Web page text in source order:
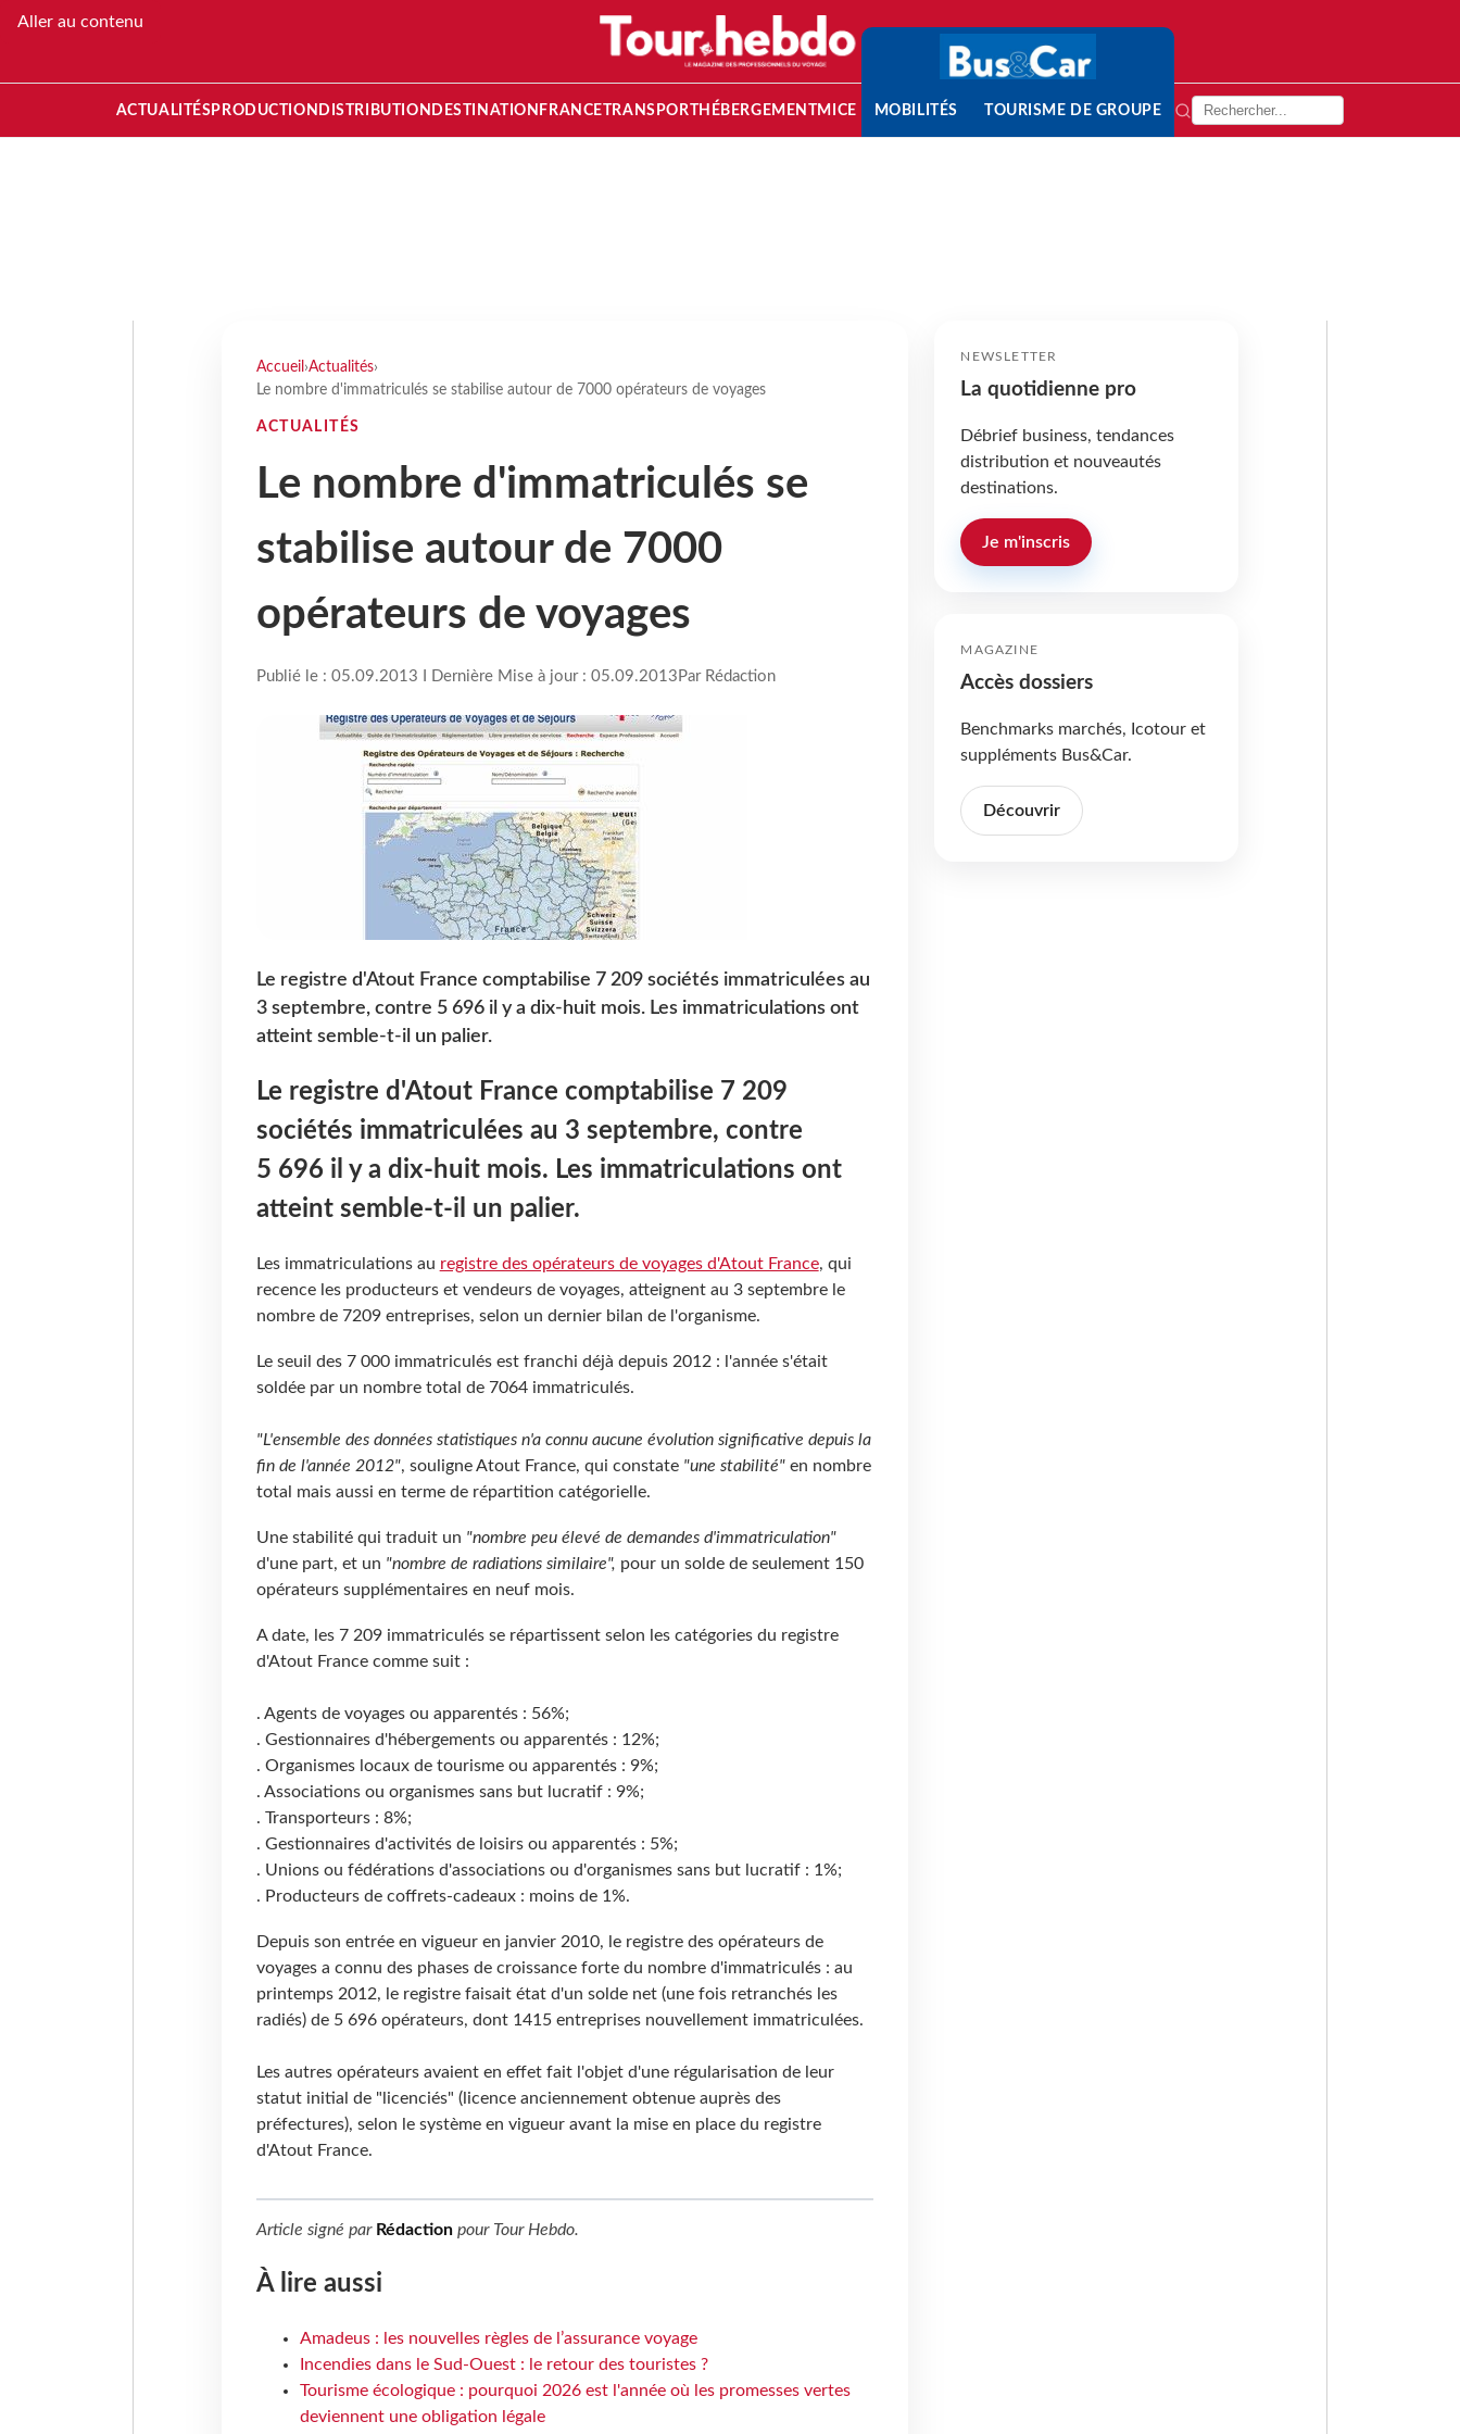
Aller au contenu
ACTUALITÉS PRODUCTION DISTRIBUTION DESTINATION FRANCETRANSPORT HÉBERGEMENTMICE MOBILITÉS TOURISME DE GROUPE
Accueil ›Actualités›
Le nombre d'immatriculés se stabilise autour de 7000 opérateurs de voyages
ACTUALITÉS
Le nombre d'immatriculés se
stabilise autour de 7000
opérateurs de voyages
Publié le : 05.09.2013 I Dernière Mise à jour : 05.09.2013 Par Rédaction
Le registre d'Atout France comptabilise 7 209 sociétés immatriculées au
3 septembre, contre 5 696 il y a dix-huit mois. Les immatriculations ont
atteint semble-t-il un palier.
Le registre d'Atout France comptabilise 7 209
sociétés immatriculées au 3 septembre, contre
5 696 il y a dix-huit mois. Les immatriculations ont
atteint semble-t-il un palier.
Les immatriculations au registre des opérateurs de voyages d'Atout France, qui
recence les producteurs et vendeurs de voyages, atteignent au 3 septembre le
nombre de 7209 entreprises, selon un dernier bilan de l'organisme.
Le seuil des 7 000 immatriculés est franchi déjà depuis 2012 : l'année s'était
soldée par un nombre total de 7064 immatriculés.
"L'ensemble des données statistiques n'a connu aucune évolution significative depuis la
fin de l'année 2012", souligne Atout France, qui constate "une stabilité"en nombre
total mais aussi en terme de répartition catégorielle.
Une stabilité qui traduit un "nombre peu élevé de demandes d'immatriculation"
d'une part, et un "nombre de radiations similaire", pour un solde de seulement 150
opérateurs supplémentaires en neuf mois.
A date, les 7 209 immatriculés se répartissent selon les catégories du registre
d'Atout France comme suit :
. Agents de voyages ou apparentés : 56%;
. Gestionnaires d'hébergements ou apparentés : 12%;
. Organismes locaux de tourisme ou apparentés : 9%;
. Associations ou organismes sans but lucratif : 9%;
. Transporteurs : 8%;
. Gestionnaires d'activités de loisirs ou apparentés : 5%;
. Unions ou fédérations d'associations ou d'organismes sans but lucratif : 1%;
. Producteurs de coffrets-cadeaux : moins de 1%.
Depuis son entrée en vigueur en janvier 2010, le registre des opérateurs de
voyages a connu des phases de croissance forte du nombre d'immatriculés : au
printemps 2012, le registre faisait état d'un solde net (une fois retranchés les
radiés) de 5 696 opérateurs, dont 1415 entreprises nouvellement immatriculées.
Les autres opérateurs avaient en effet fait l'objet d'une régularisation de leur
statut initial de "licenciés" (licence anciennement obtenue auprès des
préfectures), selon le système en vigueur avant la mise en place du registre
d'Atout France.
Article signé par Rédactionpour Tour Hebdo.
À lire aussi
Amadeus : les nouvelles règles de l’assurance voyage
Incendies dans le Sud-Ouest : le retour des touristes ?
Tourisme écologique : pourquoi 2026 est l'année où les promesses vertes
deviennent une obligation légale
NEWSLETTER
La quotidienne pro
Débrief business, tendances
distribution et nouveautés
destinations.
Je m'inscris
MAGAZINE
Accès dossiers
Benchmarks marchés, Icotour et
suppléments Bus&Car.
Découvrir